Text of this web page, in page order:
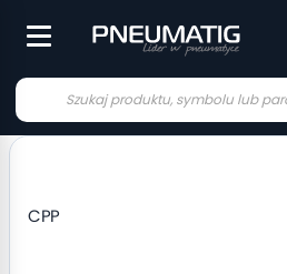
CPP